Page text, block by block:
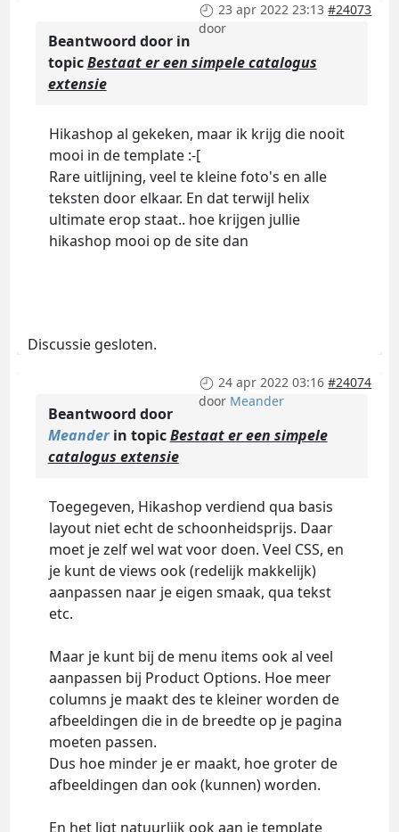
23 apr 2022 23:13 #24073
door
Beantwoord door in
topicBestaat er een simpele catalogus
extensie
Hikashop al gekeken, maar ik krijg die nooit
mooi in de template :-[
Rare uitlijning, veel te kleine foto's en alle
teksten door elkaar. En dat terwijl helix
ultimate erop staat.. hoe krijgen jullie
hikashop mooi op de site dan
Discussie gesloten.
24 apr 2022 03:16 #24074
door Meander
Beantwoord door
Meanderin topicBestaat er een simpele
catalogus extensie
Toegegeven, Hikashop verdiend qua basis
layout niet echt de schoonheidsprijs. Daar
moet je zelf wel wat voor doen. Veel CSS, en
je kunt de views ook (redelijk makkelijk)
aanpassen naar je eigen smaak, qua tekst
etc.
Maar je kunt bij de menu items ook al veel
aanpassen bij Product Options. Hoe meer
columns je maakt des te kleiner worden de
afbeeldingen die in de breedte op je pagina
moeten passen.
Dus hoe minder je er maakt, hoe groter de
afbeeldingen dan ook (kunnen) worden.
En het ligt natuurlijk ook aan je template